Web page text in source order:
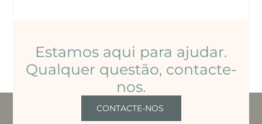
Estamos aqui para ajudar.
Qualquer questão, contacte-
nos.
CONTACTE-NOS